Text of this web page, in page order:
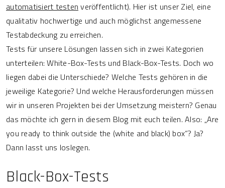
automatisiert testen veröffentlicht). Hier ist unser Ziel, eine
qualitativ hochwertige und auch möglichst angemessene
Testabdeckung zu erreichen.
Tests für unsere Lösungen lassen sich in zwei Kategorien
unterteilen: White-Box-Tests und Black-Box-Tests. Doch wo
liegen dabei die Unterschiede? Welche Tests gehören in die
jeweilige Kategorie? Und welche Herausforderungen müssen
wir in unseren Projekten bei der Umsetzung meistern? Genau
das möchte ich gern in diesem Blog mit euch teilen. Also: „Are
you ready to think outside the (white and black) box“? Ja?
Dann lasst uns loslegen.
Black-Box-Tests